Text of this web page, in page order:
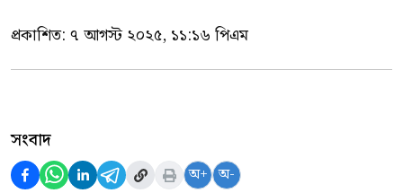
প্রকাশিত: ৭ আগস্ট ২০২৫, ১১:১৬ পিএম
সংবাদ
অ+ অ-